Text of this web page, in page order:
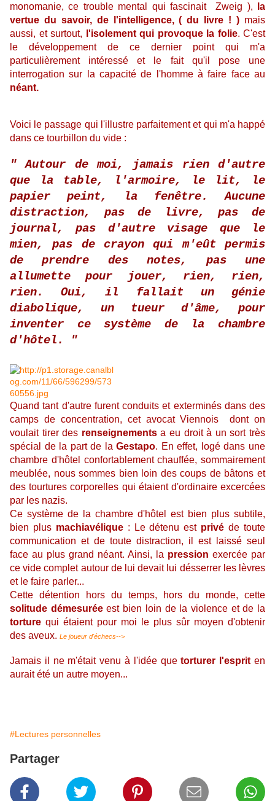
monomanie, ce trouble mental qui fascinait Zweig ),
la
vertue du savoir, de l'intelligence, ( du livre ! ) mais
aussi, et surtout,
l'isolement qui provoque la folie. C'est
le développement de ce dernier point qui m'a
particulièrement intéressé et le fait qu'il pose une
interrogation sur la capacité de l'homme à faire face au
néant.
Voici le passage qui l'illustre parfaitement et qui m'a happé
dans ce tourbillon du vide :
" Autour de moi, jamais rien d'autre
que la table, l'armoire, le lit, le
papier peint, la fenêtre. Aucune
distraction, pas de livre, pas de
journal, pas d'autre visage que le
mien, pas de crayon qui m'eût permis
de prendre des notes, pas une
allumette pour jouer, rien, rien,
rien. Oui, il fallait un génie
diabolique, un tueur d'âme, pour
inventer ce système de la chambre
d'hôtel. "
Quand tant d'autre furent conduits et exterminés dans des
camps de concentration, cet avocat Viennois dont on
voulait tirer des renseignementsa eu droit à un sort très
spécial de la part de laGestapo. En effet, logé dans une
chambre d'hôtel confortablement chauffée, sommairement
meublée, nous sommes bien loin des coups de bâtons et
des tourtures corporelles qui étaient d'ordinaire excercées
par les nazis.
Ce système de la chambre d'hôtel est bien plus subtile,
bien plus machiavélique: Le détenu est privé de toute
communication et de toute distraction, il est laissé seul
face au plus grand néant. Ainsi, la pression exercée par
ce vide complet autour de lui devait lui désserrer les lèvres
et le faire parler...
Cette détention hors du temps, hors du monde, cette
solitude démesuréeest bien loin de la violence et de la
torture qui étaient pour moi le plus sûr moyen d'obtenir
des aveux. Le joueur d'échecs-->
Jamais il ne m'était venu à l'idée quetorturer l'esprit en
aurait été un autre moyen...
#Lectures personnelles
Partager